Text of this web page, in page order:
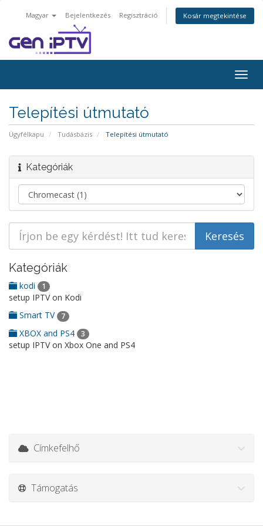
Magyar Bejelentkezés Regisztráció Kosár megtekintése
a
Telepítési útmutató
Ügyfélkapu Tudásbázis Telepítési útmutató
Kategóriák
Kategóriák
kodi 1
setup IPTV on Kodi
Smart TV
7
XBOX and PS4 3
setup IPTV on Xbox One and PS4
Címkefelhő
Támogatás